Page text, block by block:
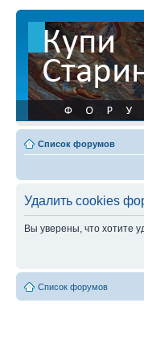
Список форумов
Удалить cookies
Вы уверены, что хотите
Список форумов